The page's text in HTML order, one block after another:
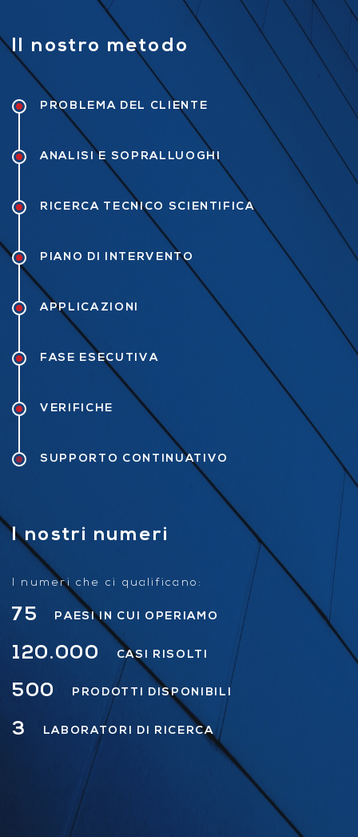
Il nostro metodo
PROBLEMA DEL CLIENTE
ANALISI E SOPRALLUOGHI
RICERCA TECNICO SCIENTIFICA
PIANO DI INTERVENTO
APPLICAZIONI
FASE ESECUTIVA
VERIFICHE
SUPPORTO CONTINUATIVO
I nostri numeri
I numeri che ci qualificano:
75 PAESI IN CUI OPERIAMO
120.000 CASI RISOLTI
500 PRODOTTI DISPONIBILI
3 LABORATORI DI RICERCA